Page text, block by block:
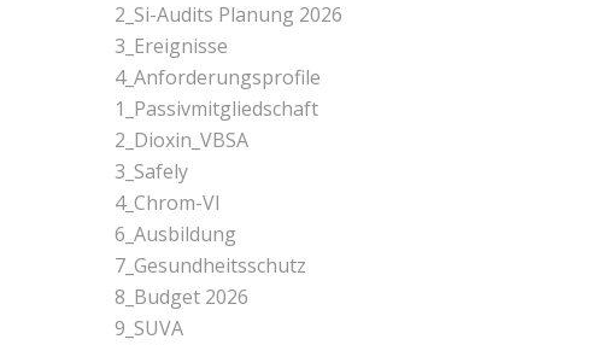
2_Si-Audits Planung 2026
3_Ereignisse
4_Anforderungsprofile
1_Passivmitgliedschaft
2_Dioxin_VBSA
3_Safely
4_Chrom-Vl
6_Ausbildung
7_Gesundheitsschutz
8_Budget 2026
9_SUVA